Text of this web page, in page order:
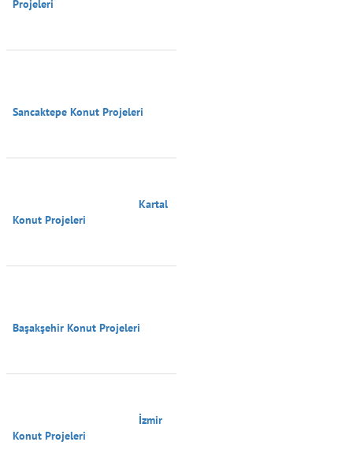
Projeleri
Sancaktepe Konut Projeleri
Konut Projeleri
Başakşehir Konut Projeleri
Konut Projeleri